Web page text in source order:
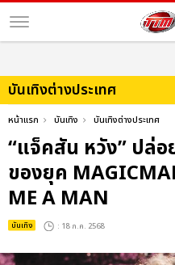
บันเทิงต่างประเทศ
หน้าแรก บันเทิง บันเทิงต่างประเทศ
“แจ็คสัน หวัง” ปล่
ของยุค
ME A MAN
บันเทิง : 18 ก.ค. 2568